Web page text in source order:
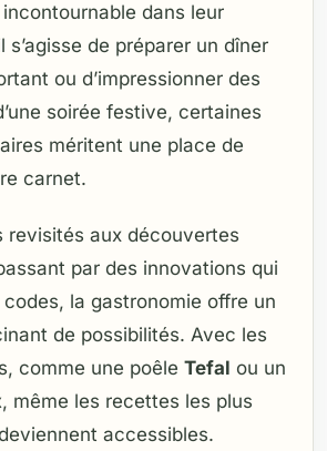
dans leur
s’agisse de préparer un dîner
ou d’impressionner des
soirée festive, certaines
méritent une place de
carnet.
revisités aux découvertes
par des innovations qui
la gastronomie offre un
de possibilités. Avec les
comme une poêle Tefal ou un
, même les recettes les plus
accessibles.